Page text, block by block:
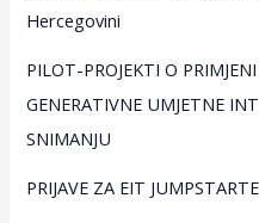
Hercegovini
PILOT-PROJEKTI O
GENERATIVNE UMJETNE
SNIMANJU
PRIJAVE ZA EIT